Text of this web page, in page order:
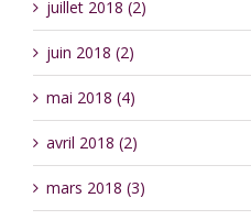
juillet 2018 (2)
juin 2018 (2)
mai 2018 (4)
avril 2018 (2)
mars 2018 (3)